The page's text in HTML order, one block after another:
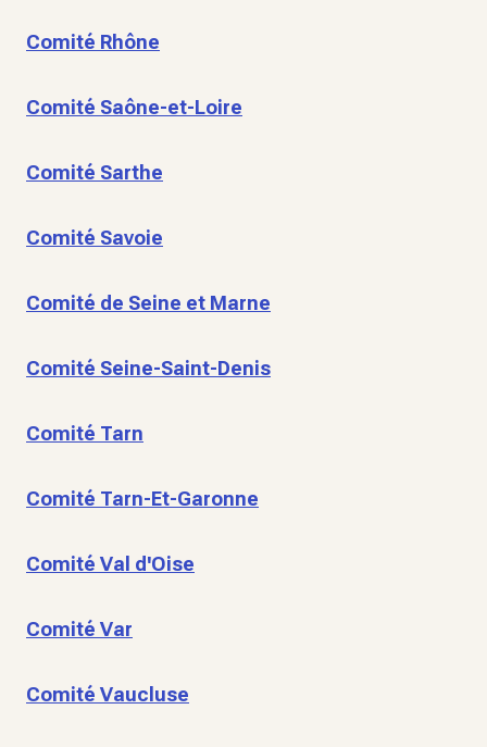
Comité Rhône
Comité Saône-et-Loire
Comité Sarthe
Comité Savoie
Comité de Seine et Marne
Comité Seine-Saint-Denis
Comité Tarn
Comité Tarn-Et-Garonne
Comité Val d'Oise
Comité Var
Comité Vaucluse